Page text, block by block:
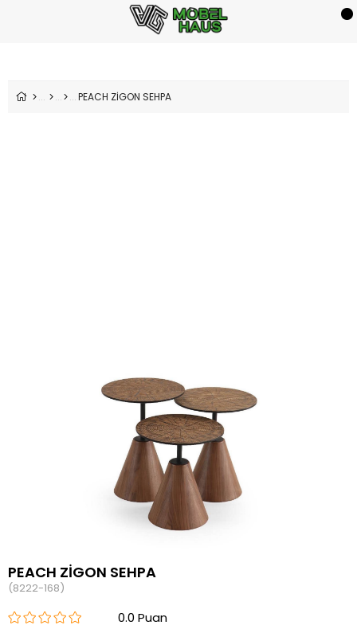
PEACH ZİGON SEHPA
PEACH ZİGON SEHPA
(8222-168)
0.0